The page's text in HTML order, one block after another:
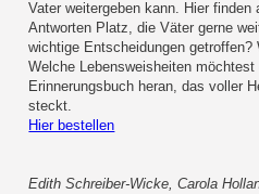
Vater weitergeben kann. Hier
Antworten Platz, die Väter gerne
wichtige Entscheidungen
Welche Lebensweisheiten
Erinnerungsbuch heran, das voller
steckt.
Hier bestellen
Edith Schreiber-Wicke, Carola